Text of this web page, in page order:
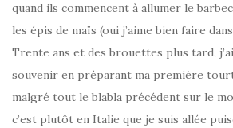
quand ils commencent à allumer le
les épis de maïs (oui j’aime bien faire
Trente ans et des brouettes plus tard,
souvenir en préparant ma première
malgré tout le blabla précédent sur le
c’est plutôt en Italie que je suis allée